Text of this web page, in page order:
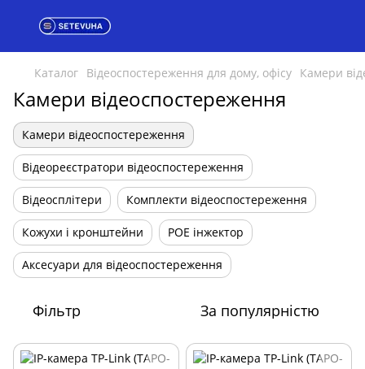
Каталог Відеоспостереження для дому, офісу Камери
Камери відеоспостереження
Камери відеоспостереження
Відеореєстратори відеоспостереження
Відеосплітери Комплекти відеоспостереження
Кожухи і кронштейни POE інжектор
Аксесуари для відеоспостереження
Фільтр За популярністю